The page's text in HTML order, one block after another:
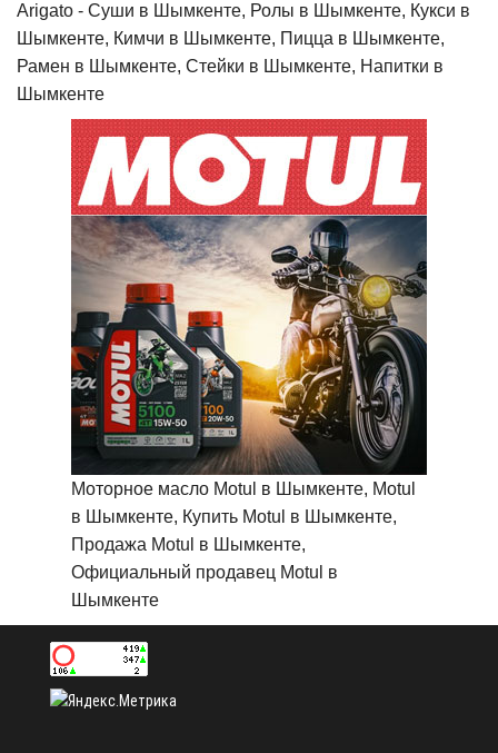
Arigato - Cуши в Шымкенте, Ролы в Шымкенте, Кукси в
Шымкенте, Кимчи в Шымкенте, Пицца в Шымкенте,
Рамен в Шымкенте, Стейки в Шымкенте, Напитки в
Шымкенте
Моторное масло Motul в Шымкенте, Motul
в Шымкенте, Купить Motul в Шымкенте,
Продажа Motul в Шымкенте,
Официальный продавец Motul в
Шымкенте